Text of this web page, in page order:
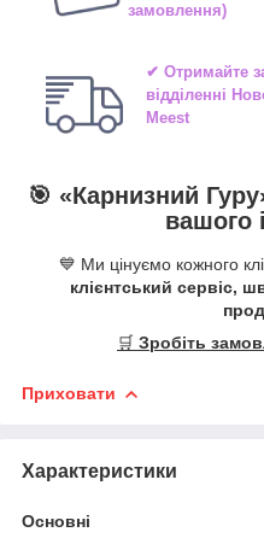
замовлення)
✔ Отримайте
відділенні
Meest
🎯 «Карнизний Гуру
вашого
💙 Ми цінуємо кожного
клієнтський сервіс,
🛒 Зробіть
Приховати
Характеристики
Основні